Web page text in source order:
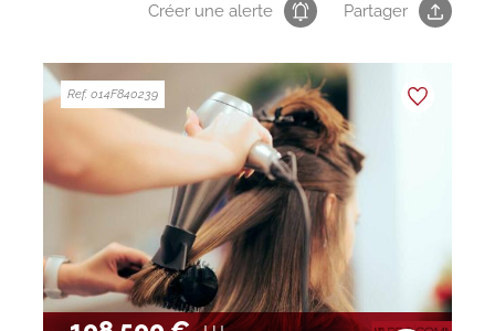
Créer une alerte Partager
Ref. 014F840239